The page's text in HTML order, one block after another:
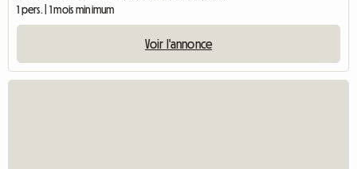
1 pers. | 1 mois minimum
Voir l'annonce